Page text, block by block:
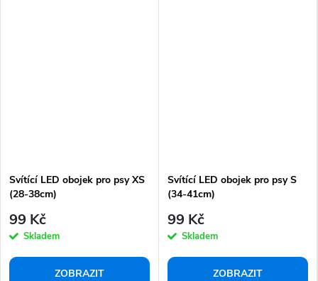
Svítící LED obojek pro psy XS
(28-38cm)
99 Kč
Skladem
ZOBRAZIT
Svítící LED obojek pro psy S
(34-41cm)
99 Kč
Skladem
ZOBRAZIT